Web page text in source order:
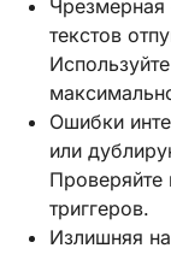
Чрезмерная
текстов
Ошибки
или
Проверяйте
триггеров.
Излишняя